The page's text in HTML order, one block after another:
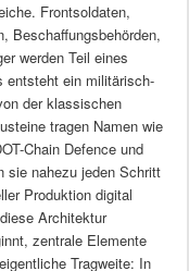
Frontsoldaten,
Beschaffungsbehörden,
werden Teil eines
entsteht ein militärisch-
der klassischen
tragen Namen wie
Chain Defence und
sie nahezu jeden Schritt
Produktion digital
Architektur
zentrale Elemente
Tragweite: In